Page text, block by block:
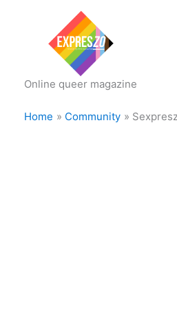
Online queer magazine
Home Community